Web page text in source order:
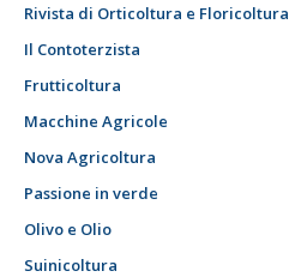
Rivista di Orticoltura e Floricoltura
Il Contoterzista
Frutticoltura
Macchine Agricole
Nova Agricoltura
Passione in verde
Olivo e Olio
Suinicoltura